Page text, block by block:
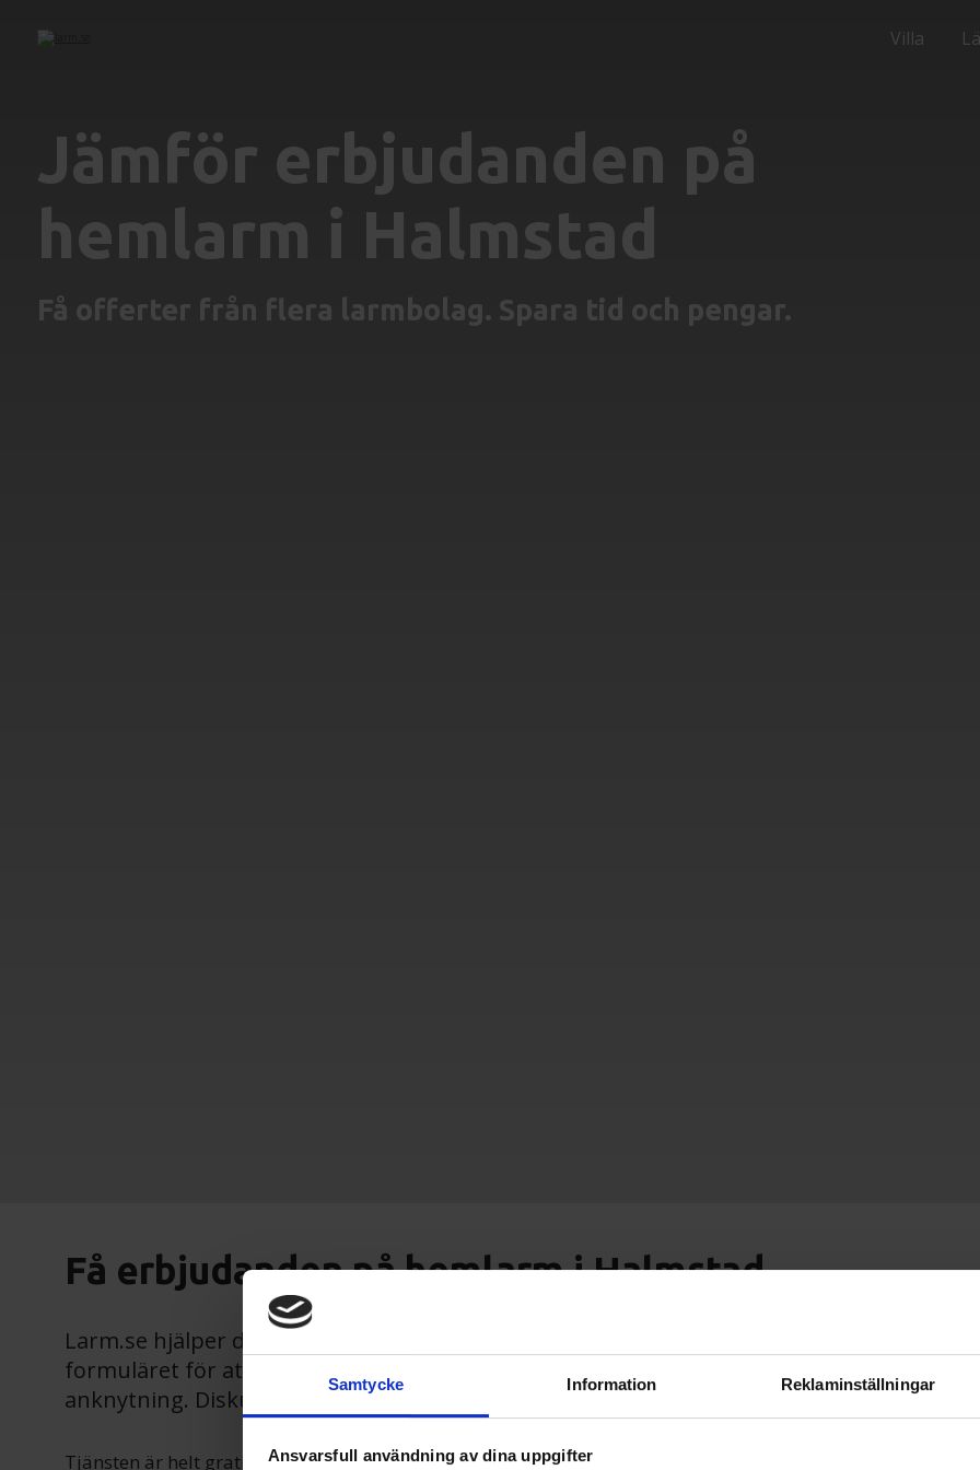
Samtycke Information Reklaminställningar
Ansvarsfull användning av dina uppgifter
Villa
Jämför erbjudanden på
hemlarm i Halmstad
Få offerter från flera larmbolag. Spara tid och pengar.
Få erbjudanden på hemlarm i Halmstad
Larm.se hjälper dig att hitta bäst leverantör av larm i Halmstad med omnejd. Fyll i
formuläret för att bli kontaktad av upp till tre seriösa larmbolag med lokal
anknytning. Diskutera dina behov med dem och få deras bästa erbjudanden.
Tjänsten är helt gratis och utan bindningar.